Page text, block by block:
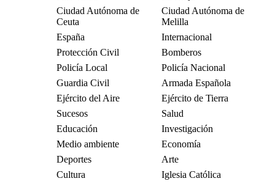
Ciudad Autónoma de
Ceuta
Ciudad Autónoma de
Melilla
España
Internacional
Protección Civil
Bomberos
Policía Local
Policía Nacional
Guardia Civil
Armada Española
Ejército del Aire
Ejército de Tierra
Sucesos
Salud
Educación
Investigación
Medio ambiente
Economía
Deportes
Arte
Cultura
Iglesia Católica